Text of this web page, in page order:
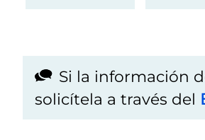
Si la información
solicítela a través del